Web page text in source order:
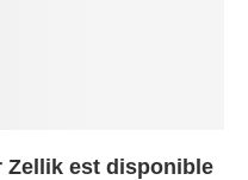
Zellik est disponible